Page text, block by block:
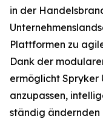
in der
Plattformen zu
Dank der
ermöglicht Spryker
anzupassen,
ständig ändernden